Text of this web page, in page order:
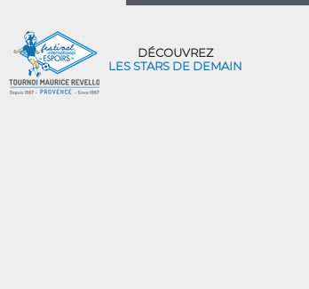
DÉCOUVREZ
LES STARS DE DEMAIN